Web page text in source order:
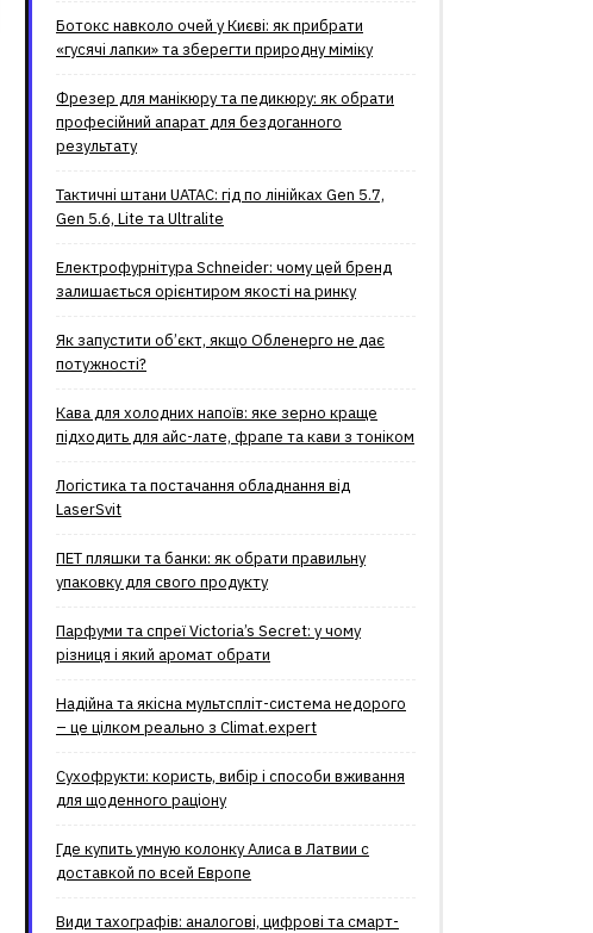
Ботокс навколо очей у Києві: як прибрати
«гусячі лапки» та зберегти природну міміку
Фрезер для манікюру та педикюру: як обрати
професійний апарат для бездоганного
результату
Тактичні штани UATAC: гід по лінійках Gen 5.7,
Gen 5.6, Lite та Ultralite
Електрофурнітура Schneider: чому цей бренд
залишається орієнтиром якості на ринку
Як запустити об’єкт, якщо Обленерго не дає
потужності?
Кава для холодних напоїв: яке зерно краще
підходить для айс-лате, фрапе та кави з тоніком
Логістика та постачання обладнання від
LaserSvit
ПЕТ пляшки та банки: як обрати правильну
упаковку для свого продукту
Парфуми та спреї Victoria’s Secret: у чому
різниця і який аромат обрати
Надійна та якісна мультспліт-система недорого
– це цілком реально з Climat.еxpert
Сухофрукти: користь, вибір і способи вживання
для щоденного раціону
Где купить умную колонку Алиса в Латвии с
доставкой по всей Европе
Види тахографів: аналогові, цифрові та смарт-